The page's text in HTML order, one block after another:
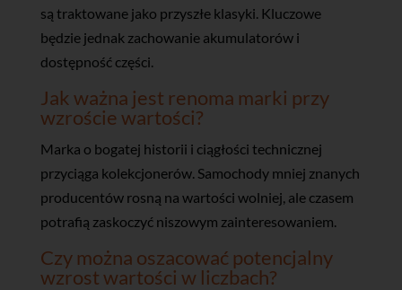
są traktowane jako przyszłe klasyki. Kluczowe
będzie jednak zachowanie akumulatorów i
dostępność części.
Jak ważna jest renoma marki przy
wzroście wartości?
Marka o bogatej historii i ciągłości technicznej
przyciąga kolekcjonerów. Samochody mniej znanych
producentów rosną na wartości wolniej, ale czasem
potrafią zaskoczyć niszowym zainteresowaniem.
Czy można oszacować potencjalny
wzrost wartości w liczbach?